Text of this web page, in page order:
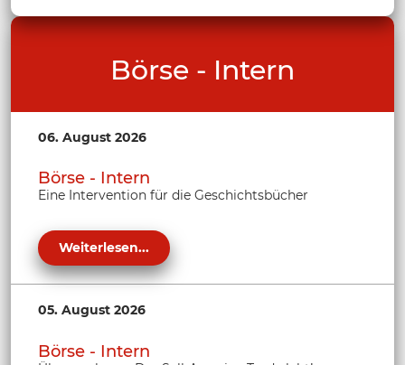
Börse - Intern
06. August 2026
Börse - Intern
Eine Intervention für die Geschichtsbücher
Weiterlesen...
05. August 2026
Börse - Intern